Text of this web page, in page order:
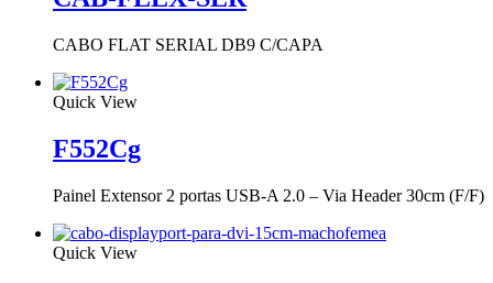
CABO FLAT SERIAL DB9 C/CAPA
Quick View
F552Cg
Painel Extensor 2 portas USB-A 2.0 – Via Header 30cm (F/F)
Quick View